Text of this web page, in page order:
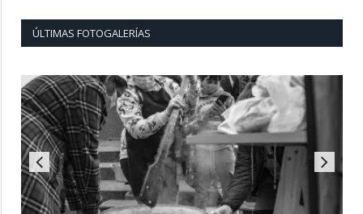
ÚLTIMAS FOTOGALERÍAS